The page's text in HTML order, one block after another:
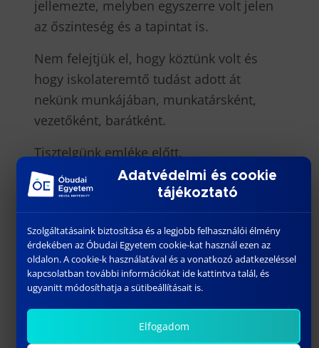
jellemezte, melyben egyszerre volt jelen
az őszinteség és a tapintat is.
Nem felejtjük el, hogy köztünk volt és
hogy iskolateremtő tudást adott át
nekünk munkájában, munkatársként,
vezetőként, barátként.
Tisztelgünk emléke előtt.
#nekrológ
Adatvédelmi és cookie
tájékoztató
Szolgáltatásaink biztosítása és a legjobb felhasználói élmény
érdekében az Óbudai Egyetem cookie-kat használ ezen az
oldalon. A cookie-k használatával és a vonatkozó adatkezeléssel
kapcsolatban további információkat ide kattintva talál, és
ugyanitt módosíthatja a sütibeállításait is.
Elfogadom